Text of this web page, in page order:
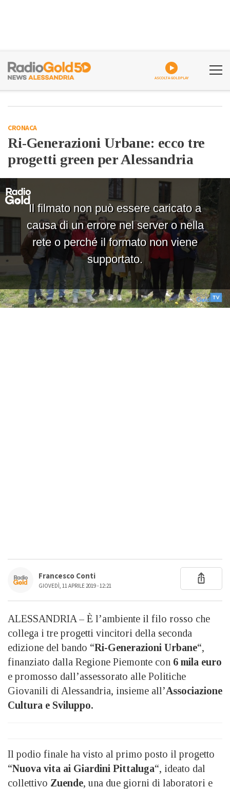
ASCOLTA GOLDPLAY
CRONACA
Ri-Generazioni Urbane: ecco tre
progetti green per Alessandria
Francesco Conti
GIOVEDÌ, 11 APRILE 2019 - 12:21
ALESSANDRIA – È l’ambiente il filo rosso che
collega i tre progetti vincitori della seconda
edizione del bando “Ri-Generazioni Urbane“,
finanziato dalla Regione Piemonte con 6 mila euro
e promosso dall’assessorato alle Politiche
Giovanili di Alessandria, insieme all’Associazione
Cultura e Sviluppo.
Il podio finale ha visto al primo posto il progetto
“Nuova vita ai Giardini Pittaluga“, ideato dal
collettivo Zuende, una due giorni di laboratori e